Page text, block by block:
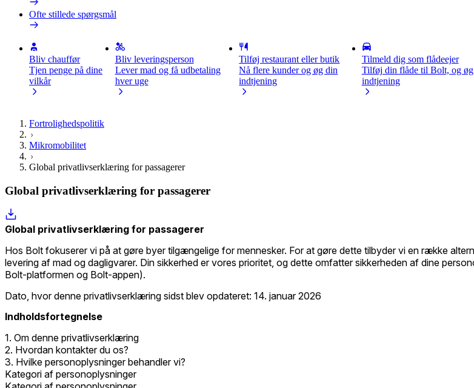
Ofte stillede spørgsmål
Bliv chauffør
Tjen penge på dine
vilkår
Bliv leveringsperson
Lever mad og få udbetaling
hver uge
Tilføj restaurant eller butik
Nå flere kunder og øg din
indtjening
Tilmeld dig som flådeejer
Tilføj din flåde til Bolt, og
indtjening
Fortrolighedspolitik
Mikromobilitet
Global privatlivserklæring for passagerer
Global privatlivserklæring for passagerer
Global privatlivserklæring for passagerer
Hos Bolt fokuserer vi på at gøre byer tilgængelige for mennesker. For at gøre dette tilbyder vi en række
levering af mad og dagligvarer. Din sikkerhed er vores prioritet, og dette omfatter sikkerheden af dine
Bolt-platformen og Bolt-appen).
Dato, hvor denne privatlivserklæring sidst blev opdateret: 14. januar 2026
Indholdsfortegnelse
1. Om denne privatlivserklæring
2. Hvordan kontakter du os?
3. Hvilke personoplysninger behandler vi?
Kategori af personoplysninger